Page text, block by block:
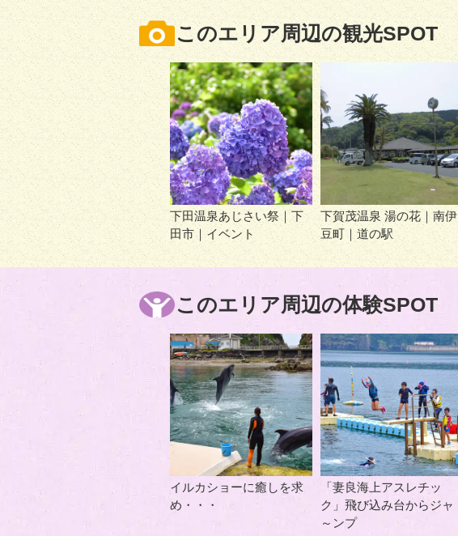
このエリア周辺の観光SPOT
下田温泉あじさい祭｜下
田市｜イベント
下賀茂温泉 湯の花｜南伊
豆町｜道の駅
このエリア周辺の体験SPOT
イルカショーに癒しを求
め・・・
「妻良海上アスレチッ
ク」飛び込み台からジャ
～ンプ